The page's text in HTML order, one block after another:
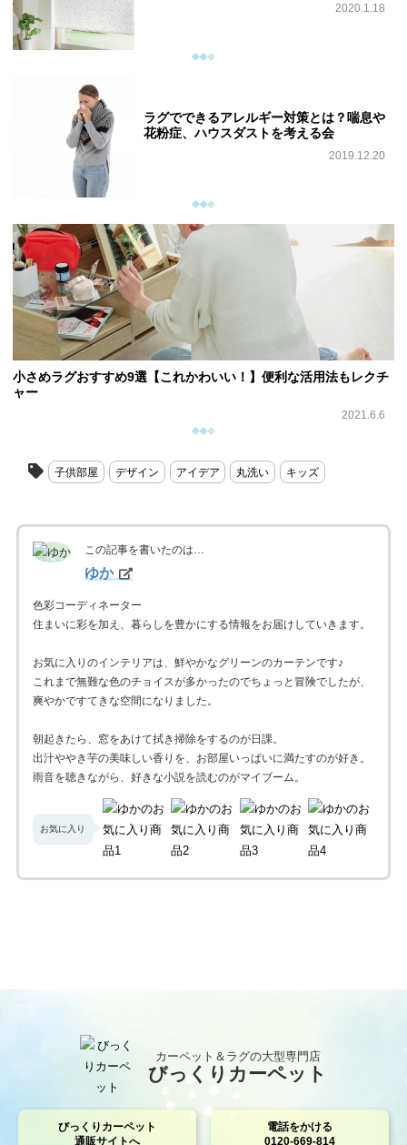
2020.1.18
ラグでできるアレルギー対策とは？喘息や
花粉症、ハウスダストを考える会
2019.12.20
小さめラグおすすめ9選【これかわいい！】便利な活用法もレクチ
ャー
2021.6.6
子供部屋 デザイン アイデア 丸洗い キッズ
この記事を書いたのは…
ゆか
色彩コーディネーター
住まいに彩を加え、暮らしを豊かにする情報をお届けしていきます。
お気に入りのインテリアは、鮮やかなグリーンのカーテンです♪
これまで無難な色のチョイスが多かったのでちょっと冒険でしたが、
爽やかですてきな空間になりました。
朝起きたら、窓をあけて拭き掃除をするのが日課。
出汁ややき芋の美味しい香りを、お部屋いっぱいに満たすのが好き。
雨音を聴きながら、好きな小説を読むのがマイブーム。
お気に入り
カーペット＆ラグの大型専門店
びっくりカーペット
びっくりカーペット
通販サイトへ
電話をかける
0120-669-814